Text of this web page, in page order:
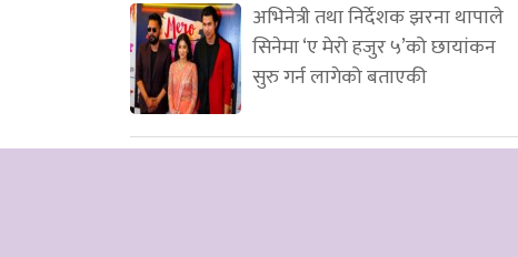
अभिनेत्री तथा निर्देशक झरना थापाले
सिनेमा ‘ए मेरो हजुर ५’को छायांकन
सुरु गर्न लागेको बताएकी